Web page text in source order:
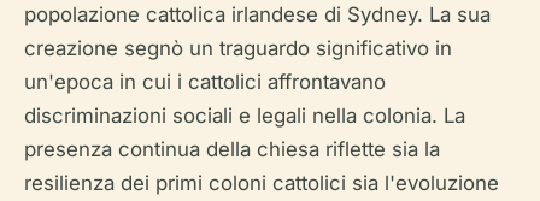
popolazione cattolica irlandese di Sydney. La sua
creazione segnò un traguardo significativo in
un'epoca in cui i cattolici affrontavano
discriminazioni sociali e legali nella colonia. La
presenza continua della chiesa riflette sia la
resilienza dei primi coloni cattolici sia l'evoluzione